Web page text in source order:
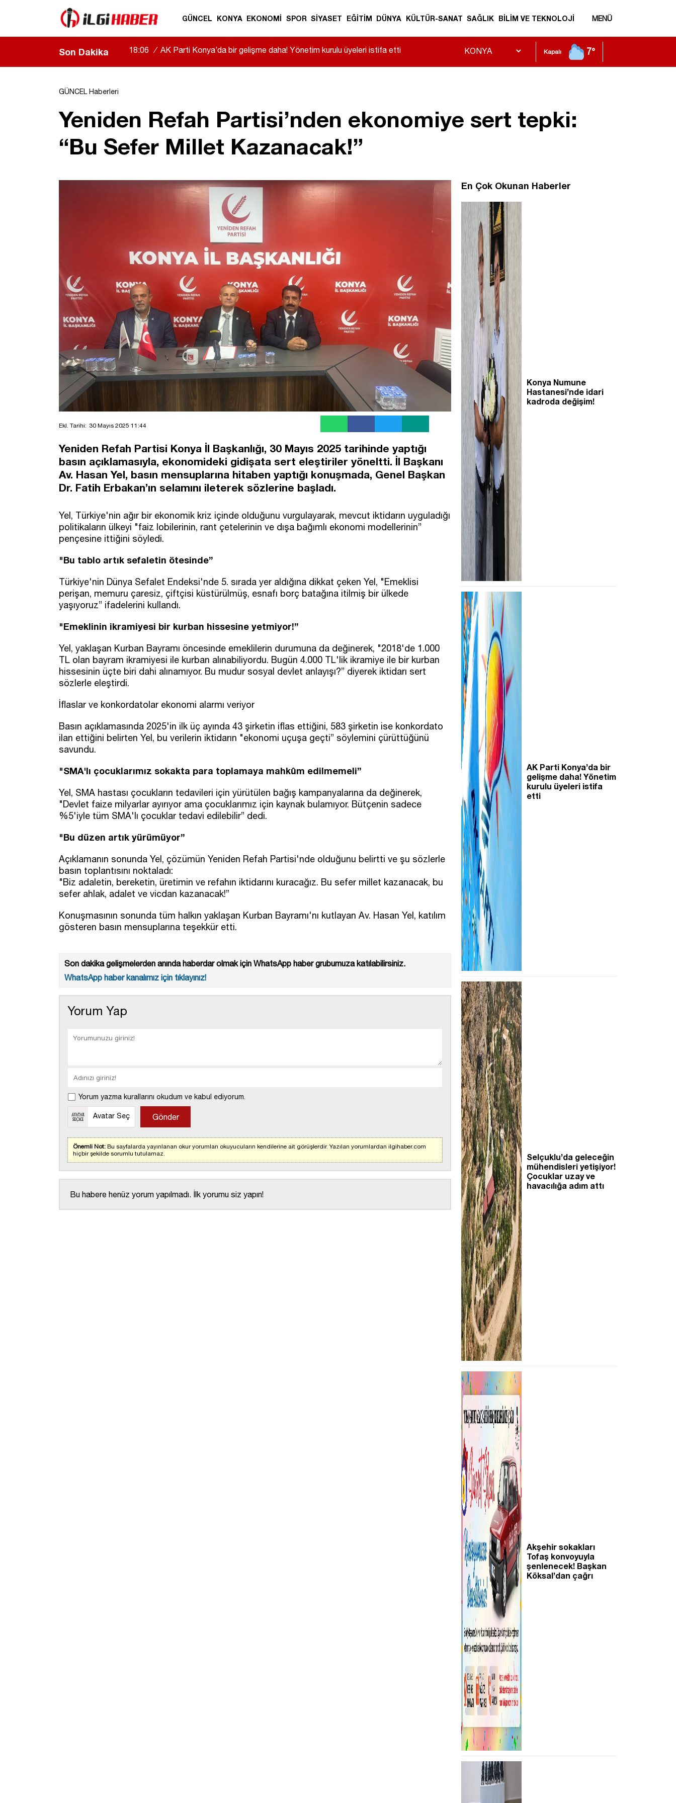
GÜNCEL KONYA EKONOMİ SPOR SİYASET EĞİTİM DÜNYA KÜLTÜR-SANAT SAĞLIK BİLİM VE TEKNOLOJİ MENÜ
Son Dakika 18:06 / AK Parti Konya’da bir gelişme daha! Yönetim kurulu üyeleri istifa etti
|
Kapalı 7°
GÜNCEL Haberleri
Yeniden Refah Partisi’nden ekonomiye sert tepki:
“Bu Sefer Millet Kazanacak!”
Ekl. Tarihi: 30 Mayıs 2025 11:44
Yeniden Refah Partisi Konya İl Başkanlığı, 30 Mayıs 2025 tarihinde yaptığı
basın açıklamasıyla, ekonomideki gidişata sert eleştiriler yöneltti. İl Başkanı
Av. Hasan Yel, basın mensuplarına hitaben yaptığı konuşmada, Genel Başkan
Dr. Fatih Erbakan’ın selamını ileterek sözlerine başladı.
Yel, Türkiye'nin ağır bir ekonomik kriz içinde olduğunu vurgulayarak, mevcut iktidarın uyguladığı
politikaların ülkeyi "faiz lobilerinin, rant çetelerinin ve dışa bağımlı ekonomi modellerinin”
pençesine ittiğini söyledi.
"Bu tablo artık sefaletin ötesinde”
Türkiye'nin Dünya Sefalet Endeksi'nde 5. sırada yer aldığına dikkat çeken Yel, "Emeklisi
perişan, memuru çaresiz, çiftçisi küstürülmüş, esnafı borç batağına itilmiş bir ülkede
yaşıyoruz” ifadelerini kullandı.
"Emeklinin ikramiyesi bir kurban hissesine yetmiyor!”
Yel, yaklaşan Kurban Bayramı öncesinde emeklilerin durumuna da değinerek, "2018'de 1.000
TL olan bayram ikramiyesi ile kurban alınabiliyordu. Bugün 4.000 TL'lik ikramiye ile bir kurban
hissesinin üçte biri dahi alınamıyor. Bu mudur sosyal devlet anlayışı?” diyerek iktidarı sert
sözlerle eleştirdi.
İflaslar ve konkordatolar ekonomi alarmı veriyor
Basın açıklamasında 2025'in ilk üç ayında 43 şirketin iflas ettiğini, 583 şirketin ise konkordato
ilan ettiğini belirten Yel, bu verilerin iktidarın "ekonomi uçuşa geçti” söylemini çürüttüğünü
savundu.
"SMA'lı çocuklarımız sokakta para toplamaya mahkûm edilmemeli”
Yel, SMA hastası çocukların tedavileri için yürütülen bağış kampanyalarına da değinerek,
"Devlet faize milyarlar ayırıyor ama çocuklarımız için kaynak bulamıyor. Bütçenin sadece
%5'iyle tüm SMA'lı çocuklar tedavi edilebilir” dedi.
"Bu düzen artık yürümüyor”
Açıklamanın sonunda Yel, çözümün Yeniden Refah Partisi'nde olduğunu belirtti ve şu sözlerle
basın toplantısını noktaladı:
"Biz adaletin, bereketin, üretimin ve refahın iktidarını kuracağız. Bu sefer millet kazanacak, bu
sefer ahlak, adalet ve vicdan kazanacak!”
Konuşmasının sonunda tüm halkın yaklaşan Kurban Bayramı'nı kutlayan Av. Hasan Yel, katılım
gösteren basın mensuplarına teşekkür etti.
Son dakika gelişmelerden anında haberdar olmak için WhatsApp haber grubumuza katılabilirsiniz.
WhatsApp haber kanalımız için tıklayınız!
Yorum Yap
Yorum yazma kurallarını okudum ve kabul ediyorum.
Avatar Seç
Önemli Not: Bu sayfalarda yayınlanan okur yorumları okuyucuların kendilerine ait görüşlerdir. Yazılan yorumlardan ilgihaber.com
hiçbir şekilde sorumlu tutulamaz.
Bu habere henüz yorum yapılmadı. İlk yorumu siz yapın!
En Çok Okunan Haberler
Konya Numune
Hastanesi’nde idari
kadroda değişim!
AK Parti Konya’da bir
gelişme daha! Yönetim
kurulu üyeleri istifa
etti
Selçuklu’da geleceğin
mühendisleri yetişiyor!
Çocuklar uzay ve
havacılığa adım attı
Akşehir sokakları
Tofaş konvoyuyla
şenlenecek! Başkan
Köksal’dan çağrı